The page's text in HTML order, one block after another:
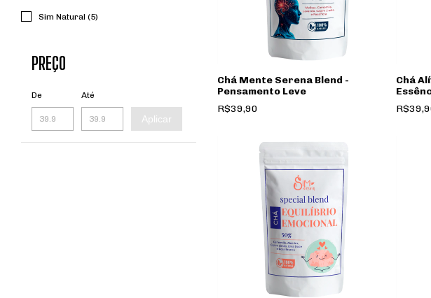
Sim Natural (5)
PREÇO
De Até
Aplicar
Chá Mente Serena Blend -
Pensamento Leve
R$39,90
Chá